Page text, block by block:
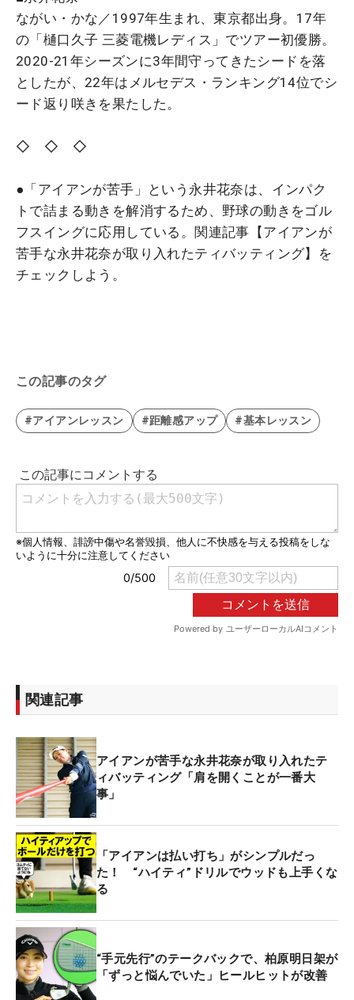
ながい・かな／1997年生まれ、東京都出身。17年
の「樋口久子 三菱電機レディス」でツアー初優勝。
2020-21年シーズンに3年間守ってきたシードを落
としたが、22年はメルセデス・ランキング14位でシ
ード返り咲きを果たした。
◇ ◇ ◇
●「アイアンが苦手」という永井花奈は、インパク
トで詰まる動きを解消するため、野球の動きをゴル
フスイングに応用している。関連記事【アイアンが
苦手な永井花奈が取り入れたティバッティング】を
チェックしよう。
この記事のタグ
#アイアンレッスン #距離感アップ #基本レッスン
関連記事
アイアンが苦手な永井花奈が取り入れたテ
ィバッティング「肩を開くことが一番大
事」
「アイアンは払い打ち」がシンプルだっ
た！ “ハイティ”ドリルでウッドも上手くな
る
“手元先行”のテークバックで、柏原明日架が
「ずっと悩んでいた」ヒールヒットが改善